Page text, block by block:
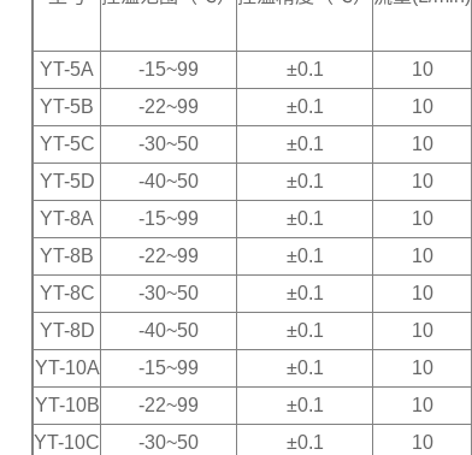
YT-5A -15~99 ±0.1 10
YT-5B
-22~99 ±0.1 10
YT-5C
-30~50 ±0.1 10
YT-5D
-40~50 ±0.1 10
YT-8A
-15~99 ±0.1 10
YT-8B
-22~99 ±0.1 10
YT-8C
-30~50 ±0.1 10
YT-8D
-40~50 ±0.1 10
YT-10A
-15~99 ±0.1 10
YT-10B
-22~99 ±0.1 10
YT-10C
-30~50 ±0.1 10